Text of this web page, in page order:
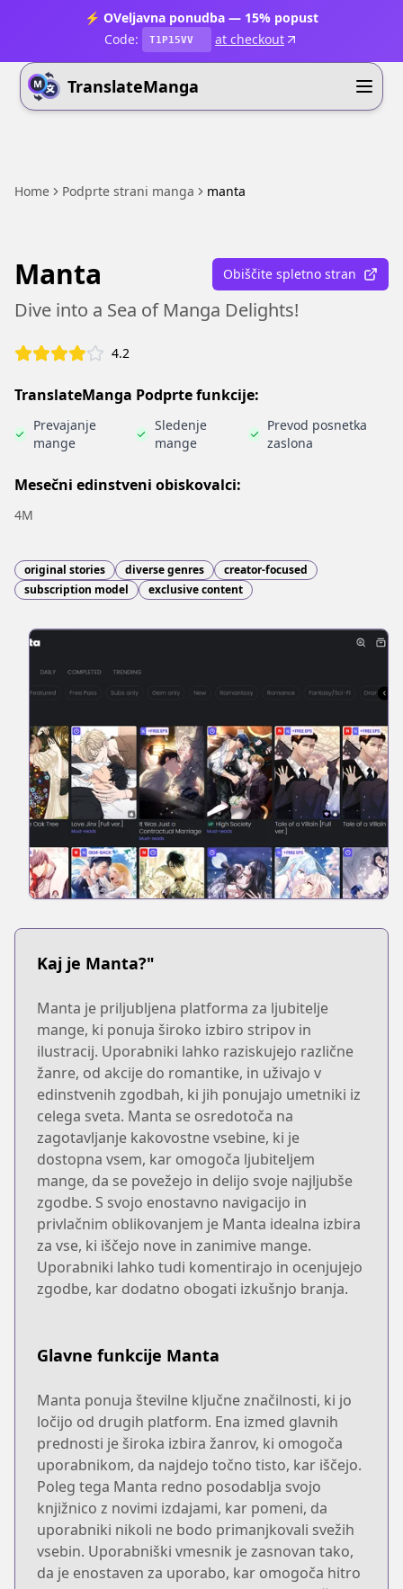
⚡ OVeljavna ponudba — 15% popust
Code:
T1P15VV at checkout
TranslateManga
Home Podprte strani manga manta
Manta Obiščite spletno stran
Dive into a Sea of Manga Delights!
4.2
TranslateManga Podprte funkcije:
Prevajanje
mange
Sledenje
mange
Prevod posnetka
zaslona
Mesečni edinstveni obiskovalci:
4M
original stories diverse genres
creator-focused
subscription model
exclusive content
Kaj je Manta?"
Manta je priljubljena platforma za ljubitelje
mange, ki ponuja široko izbiro stripov in
ilustracij. Uporabniki lahko raziskujejo različne
žanre, od akcije do romantike, in uživajo v
edinstvenih zgodbah, ki jih ponujajo umetniki iz
celega sveta. Manta se osredotoča na
zagotavljanje kakovostne vsebine, ki je
dostopna vsem, kar omogoča ljubiteljem
mange, da se povežejo in delijo svoje najljubše
zgodbe. S svojo enostavno navigacijo in
privlačnim oblikovanjem je Manta idealna izbira
za vse, ki iščejo nove in zanimive mange.
Uporabniki lahko tudi komentirajo in ocenjujejo
zgodbe, kar dodatno obogati izkušnjo branja.
Glavne funkcije Manta
Manta ponuja številne ključne značilnosti, ki jo
ločijo od drugih platform. Ena izmed glavnih
prednosti je široka izbira žanrov, ki omogoča
uporabnikom, da najdejo točno tisto, kar iščejo.
Poleg tega Manta redno posodablja svojo
knjižnico z novimi izdajami, kar pomeni, da
uporabniki nikoli ne bodo primanjkovali svežih
vsebin. Uporabniški vmesnik je zasnovan tako,
da je enostaven za uporabo, kar omogoča hitro